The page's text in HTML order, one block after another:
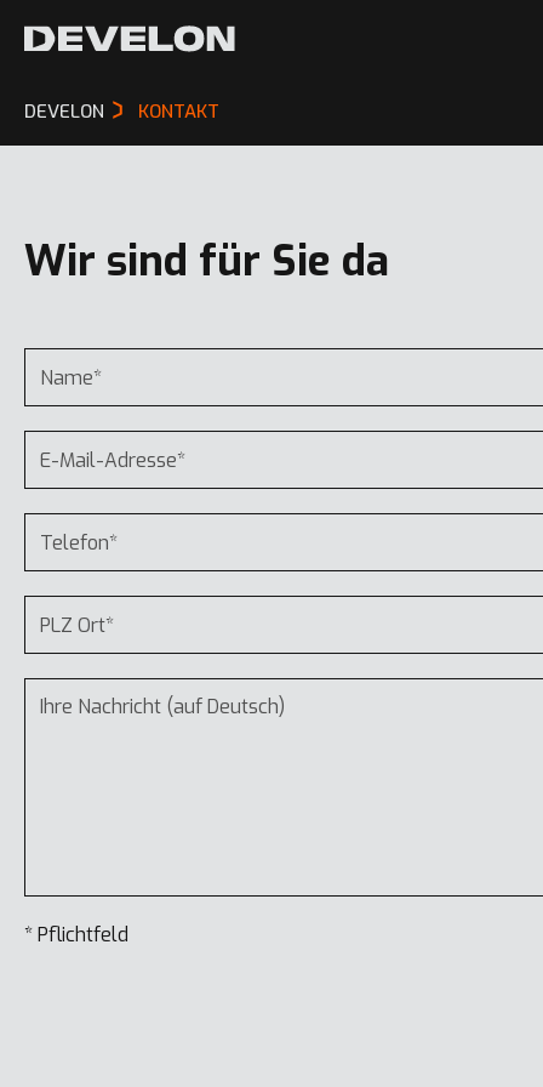
DEVELON KONTAKT
Wir sind für Sie da
* Pflichtfeld